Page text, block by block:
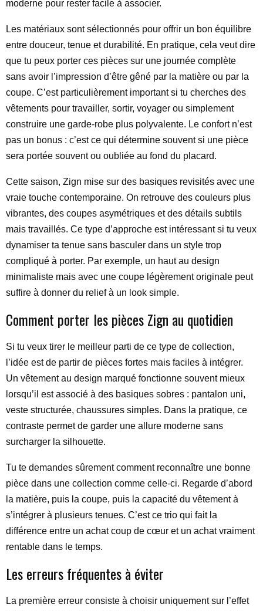
moderne pour rester facile à associer.
Les matériaux sont sélectionnés pour offrir un bon équilibre
entre douceur, tenue et durabilité. En pratique, cela veut dire
que tu peux porter ces pièces sur une journée complète
sans avoir l’impression d’être gêné par la matière ou par la
coupe. C’est particulièrement important si tu cherches des
vêtements pour travailler, sortir, voyager ou simplement
construire une garde-robe plus polyvalente. Le confort n’est
pas un bonus : c’est ce qui détermine souvent si une pièce
sera portée souvent ou oubliée au fond du placard.
Cette saison, Zign mise sur des basiques revisités avec une
vraie touche contemporaine. On retrouve des couleurs plus
vibrantes, des coupes asymétriques et des détails subtils
mais travaillés. Ce type d’approche est intéressant si tu veux
dynamiser ta tenue sans basculer dans un style trop
compliqué à porter. Par exemple, un haut au design
minimaliste mais avec une coupe légèrement originale peut
suffire à donner du relief à un look simple.
Comment porter les pièces Zign au quotidien
Si tu veux tirer le meilleur parti de ce type de collection,
l’idée est de partir de pièces fortes mais faciles à intégrer.
Un vêtement au design marqué fonctionne souvent mieux
lorsqu’il est associé à des basiques sobres : pantalon uni,
veste structurée, chaussures simples. Dans la pratique, ce
contraste permet de garder une allure moderne sans
surcharger la silhouette.
Tu te demandes sûrement comment reconnaître une bonne
pièce dans une collection comme celle-ci. Regarde d’abord
la matière, puis la coupe, puis la capacité du vêtement à
s’intégrer à plusieurs tenues. C’est ce trio qui fait la
différence entre un achat coup de cœur et un achat vraiment
rentable dans le temps.
Les erreurs fréquentes à éviter
La première erreur consiste à choisir uniquement sur l’effet